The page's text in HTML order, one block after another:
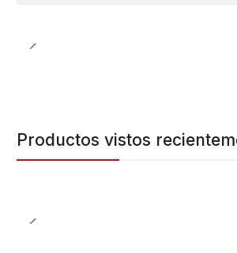
Productos vistos